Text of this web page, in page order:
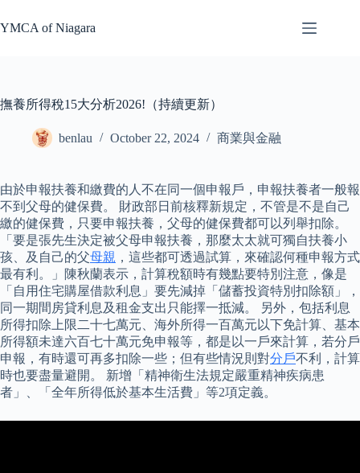
to
content
YMCA of Niagara
撫養所得稅15大分析2026!（持續更新）
benlau October 22, 2024 商業與金融
由於申報扶養和繳費的人不在同一個申報戶，申報扶養者一般報
不到父母的健保費。 財政部日前核釋新規定，不管是不是自己
繳的健保費，只要申報扶養，父母的健保費都可以列舉扣除。
「要是張先生決定被父母申報扶養，那麼太太就可獨自扶養小
孩、及自己的父母親 ，這些都可透過試算，來確認何種申報方式
最有利。」陳秋蘭表示，計算稅額時有幾點要特別注意，像是
「自用住宅購屋借款利息」要先減掉「儲蓄投資特別扣除額」，
同一期間房貸利息及租金支出只能擇一抵減。 另外，包括利息
所得扣除上限二十七萬元、海外所得一百萬元以下免計算、基本
所得額未達六百七十萬元免申報等，都是以一戶來計算，若分戶
申報，有時還可再多扣除一些；但有些情況則對分戶不利，計算
時也要盡量避開。 新增「精神衛生法規定嚴重精神疾病患
者」、「全年所得低於基本生活費」等2項定義。